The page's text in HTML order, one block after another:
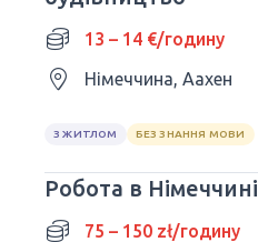
13 – 14 €/годину
Німеччина, Аахен
З ЖИТЛОМ БЕЗ ЗНАННЯ МОВИ
Робота в Німеччині
75 – 150 zł/годину